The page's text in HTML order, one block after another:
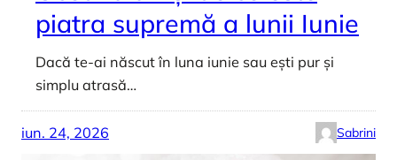
piatra supremă a lunii Iunie
Dacă te-ai născut în luna iunie sau ești pur și
simplu atrasă…
iun. 24, 2026 Sabrini